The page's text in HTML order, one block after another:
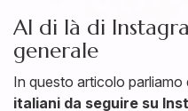
Al di là di
generale
In questo articolo parliamo
italiani da seguire su